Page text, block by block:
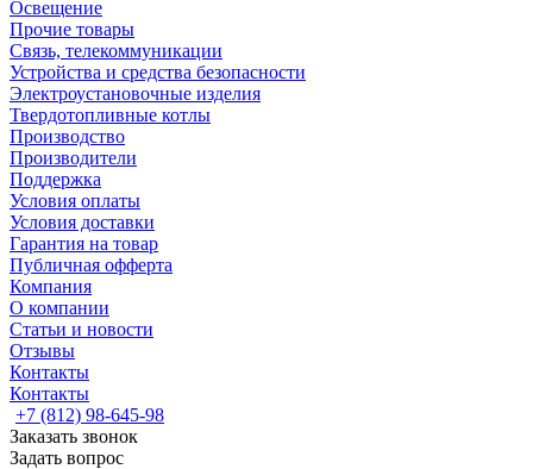
Освещение
Прочие товары
Связь, телекоммуникации
Устройства и средства безопасности
Электроустановочные изделия
Твердотопливные котлы
Производство
Производители
Поддержка
Условия оплаты
Условия доставки
Гарантия на товар
Публичная офферта
Компания
О компании
Статьи и новости
Отзывы
Контакты
Контакты
+7 (812) 98-645-98
Заказать звонок
Задать вопрос